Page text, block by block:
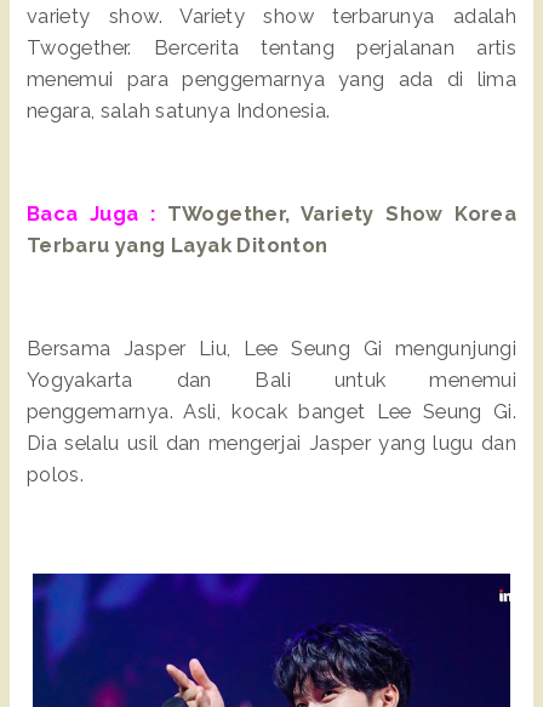
variety show. Variety show terbarunya adalah
Twogether. Bercerita tentang perjalanan artis
menemui para penggemarnya yang ada di lima
negara, salah satunya Indonesia.
Baca Juga : TWogether, Variety Show Korea
Terbaru yang Layak Ditonton
Bersama Jasper Liu, Lee Seung Gi mengunjungi
Yogyakarta dan Bali untuk menemui
penggemarnya. Asli, kocak banget Lee Seung Gi.
Dia selalu usil dan mengerjai Jasper yang lugu dan
polos.